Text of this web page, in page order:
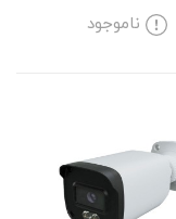
ناموجود